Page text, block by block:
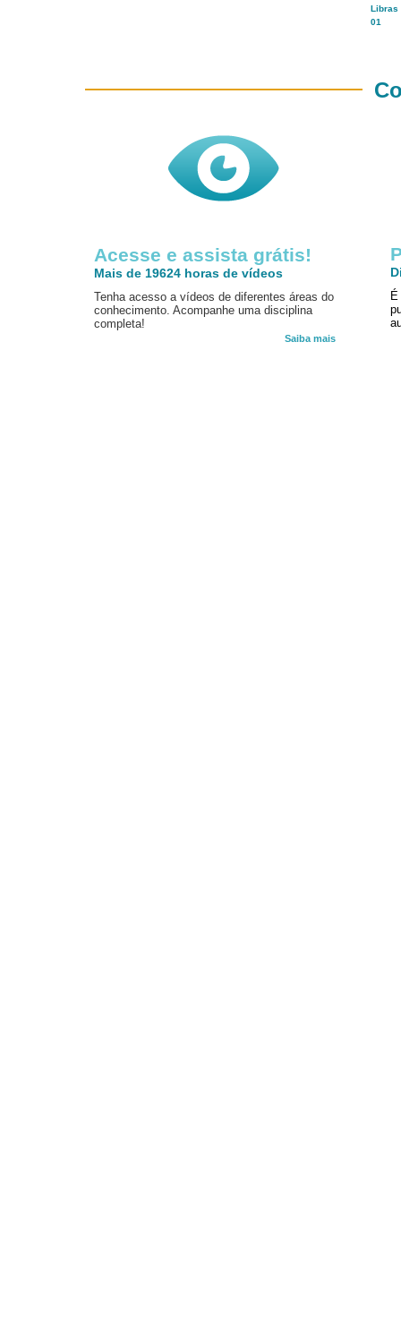
Libras
01
Acesse e assista grátis!
Mais de 19624 horas de vídeos
Tenha acesso a vídeos de diferentes áreas do
conhecimento. Acompanhe uma disciplina
completa!
Saiba mais